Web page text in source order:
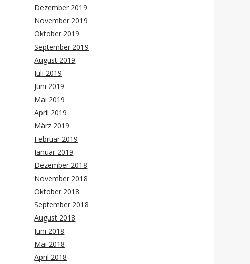
Dezember 2019
November 2019
Oktober 2019
September 2019
August 2019
Juli 2019
Juni 2019
Mai 2019
April 2019
März 2019
Februar 2019
Januar 2019
Dezember 2018
November 2018
Oktober 2018
September 2018
August 2018
Juni 2018
Mai 2018
April 2018